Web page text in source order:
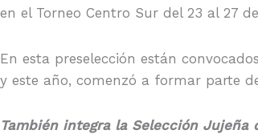
en el Torneo Centro Sur del 23 al 27
En esta preselección están
y este año, comenzó a formar parte
También integra la Selección